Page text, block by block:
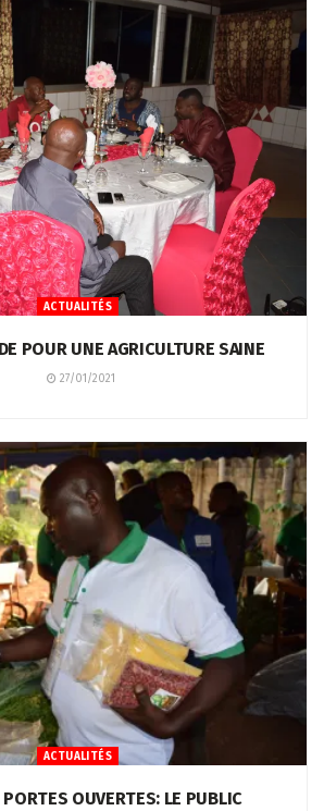
ACTUALITÉS
POUR UNE AGRICULTURE SAINE
27/01/2021
ACTUALITÉS
PORTES OUVERTES: LE PUBLIC